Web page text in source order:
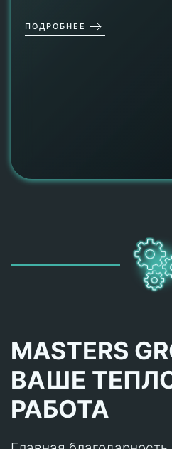
ПОДРОБНЕЕ
MASTERS
ВАШЕ
РАБОТА